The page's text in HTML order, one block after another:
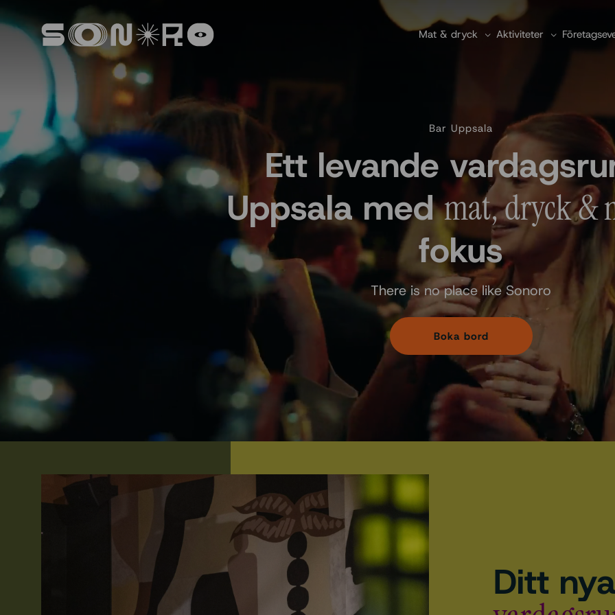
Mat & dryck Aktiviteter
Bar Uppsala
Ett levande
Uppsala medmat, dryck &
fokus
There is no place like Sonoro
Boka bord
Ditt